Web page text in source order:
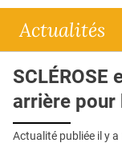
DOSSIERS
RÉSEAUX
E-REVUE SAD
Actualités
SCLÉROSE
arrière pour
Actualité publiée il y a